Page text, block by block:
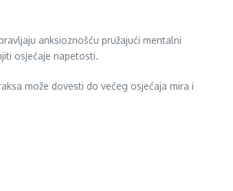
anksioznošću pružajući mentalni
osjećaje napetosti.
može dovesti do većeg osjećaja mira i